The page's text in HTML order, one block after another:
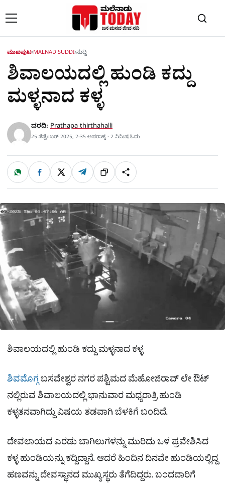
ಮುಖಪುಟ›MALNAD SUDDI›ಸುದ್ದಿ
ಶಿವಾಲಯದಲ್ಲಿ ಹುಂಡಿ ಕದ್ದು
ಮಳ್ಳನಾದ ಕಳ್ಳ
ವರದಿ: Prathapa thirthahalli
25 ಸೆಪ್ಟೆಂಬರ್ 2025, 2:35 ಅಪರಾಹ್ನ · 2 ನಿಮಿಷ ಓದು
ಹಂಚಿಕೊಳ್ಳಿ
W
a
t
p
p
F
c
e
o
k
X T
l
e
a
m
ಲಿಂ
ಕ್
S
h
a
r
ಶಿವಾಲಯದಲ್ಲಿ ಹುಂಡಿ ಕದ್ದು ಮಳ್ಳನಾದ ಕಳ್ಳ
ಶಿವಮೊಗ್ಗಬಸವೇಶ್ವರ ನಗರ ಪಶ್ಟಿಮದ ಮೆಹೋಜಿರಾವ್ ಲೇ ಔಟ್
ನಲ್ಲಿರುವ ಶಿವಾಲಯದಲ್ಲಿ ಭಾನುವಾರ ಮಧ್ಯರಾತ್ರಿ ಹುಂಡಿ
ಕಳ್ಳತನವಾಗಿದ್ದು ವಿಷಯ ತಡವಾಗಿ ಬೆಳಕಿಗೆ ಬಂದಿದೆ.
ದೇವಲಾಯದ ಎರಡು ಬಾಗಿಲುಗಳನ್ನು ಮುರಿದು ಒಳ ಪ್ರವೇಶಿಸಿದ
ಕಳ್ಳ ಹುಂಡಿಯನ್ನು ಕದ್ದಿದ್ದಾನೆ. ಆದರೆ ಹಿಂದಿನ ದಿನವೇ ಹುಂಡಿಯಲ್ಲಿದ್ದ
ಹಣವನ್ನು ದೇವಸ್ಥಾನದ ಮುಖ್ಯಸ್ಥರು ತೆಗೆದಿದ್ದರು. ಬಂದದಾರಿಗೆ